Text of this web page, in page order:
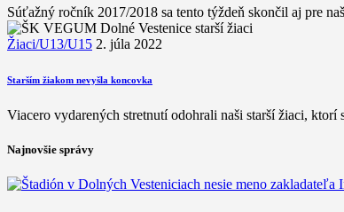
Súťažný ročník 2017/2018 sa tento týždeň skončil aj pre
Žiaci/U13/U15 2. júla 2022
Starším žiakom nevyšla koncovka
Viacero vydarených stretnutí odohrali naši starší žiaci,
Najnovšie správy